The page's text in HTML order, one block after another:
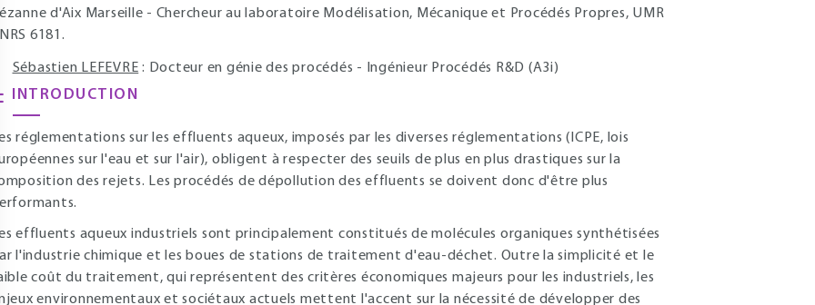
d'Aix Marseille - Chercheur au laboratoire Modélisation, Mécanique et Procédés Propres, UMR
6181.
Sébastien LEFEVRE : Docteur en génie des procédés - Ingénieur Procédés R&D (A3i)
INTRODUCTION
réglementations sur les effluents aqueux, imposés par les diverses réglementations (ICPE, lois
sur l'eau et sur l'air), obligent à respecter des seuils de plus en plus drastiques sur la
des rejets. Les procédés de dépollution des effluents se doivent donc d'être plus
effluents aqueux industriels sont principalement constitués de molécules organiques synthétisées
l'industrie chimique et les boues de stations de traitement d'eau-déchet. Outre la simplicité et le
coût du traitement, qui représentent des critères économiques majeurs pour les industriels, les
environnementaux et sociétaux actuels mettent l'accent sur la nécessité de développer des